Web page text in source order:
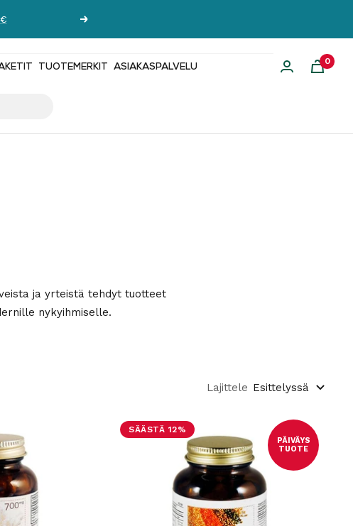
Seuraava
TUOTEMERKIT ASIAKASPALVELU
0
ja yrteistä tehdyt tuotteet
nykyihmiselle.
Lajittele Esittelyssä
PÄIVÄYS
TUOTE
SÄÄSTÄ 12%